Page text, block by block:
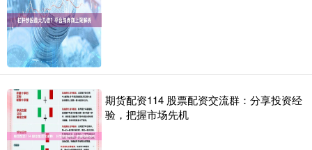
期货配资114 股票配资交流群：分享投资经
验，把握市场先机